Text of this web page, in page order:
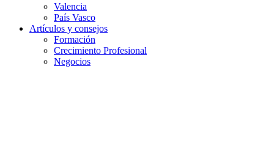
Valencia
País Vasco
Artículos y consejos
Formación
Crecimiento Profesional
Negocios